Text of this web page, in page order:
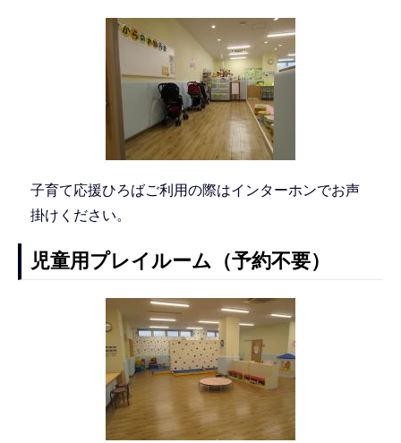
子育て応援ひろばご利用の際はインターホンでお声
掛けください。
児童用プレイルーム（予約不要）